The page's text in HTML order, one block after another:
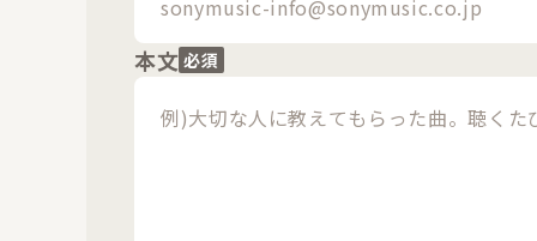
本文 必須